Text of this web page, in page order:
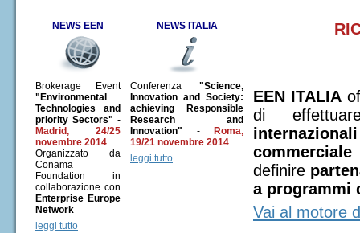
SME INSTRUMENTS: pubblicata call for
Coaches per le PMI
Archivio News
NEWS EEN
Brokerage Event
"Environmental
Technologies and
priority Sectors" -
Madrid, 24/25
novembre 2014
Organizzato da
Conama
Foundation in
collaborazione con
Enterprise Europe
Network
leggi tutto
NEWS ITALIA
Conferenza "Science,
Innovation and Society:
achieving Responsible
Research and
Innovation" -
Roma,
19/21 novembre 2014
leggi tutto
EEN ITALIA
di
internazionali
definire
a programmi
Vai al motore